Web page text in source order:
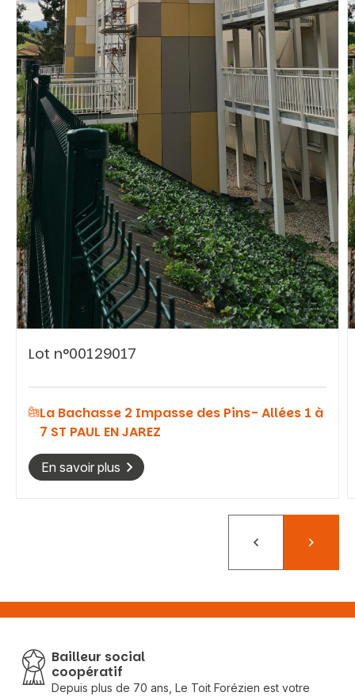
Vous recherchez&nbsp;:
Rechercher
Lot n°00129017
La Bachasse 2 Impasse des Pins- Allées 1 à
7 ST PAUL EN JAREZ
En savoir plus
PrécédentSuivant
Bailleur social
coopératif
Depuis plus de 70 ans, Le Toit Forézien est votre